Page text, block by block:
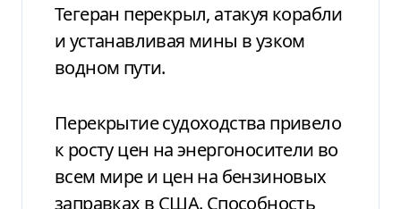
Тегеран перекрыл, атакуя корабли
и устанавливая мины в узком
водном пути.
Перекрытие судоходства привело
к росту цен на энергоносители во
всем мире и цен на бензиновых
заправках в США. Способность